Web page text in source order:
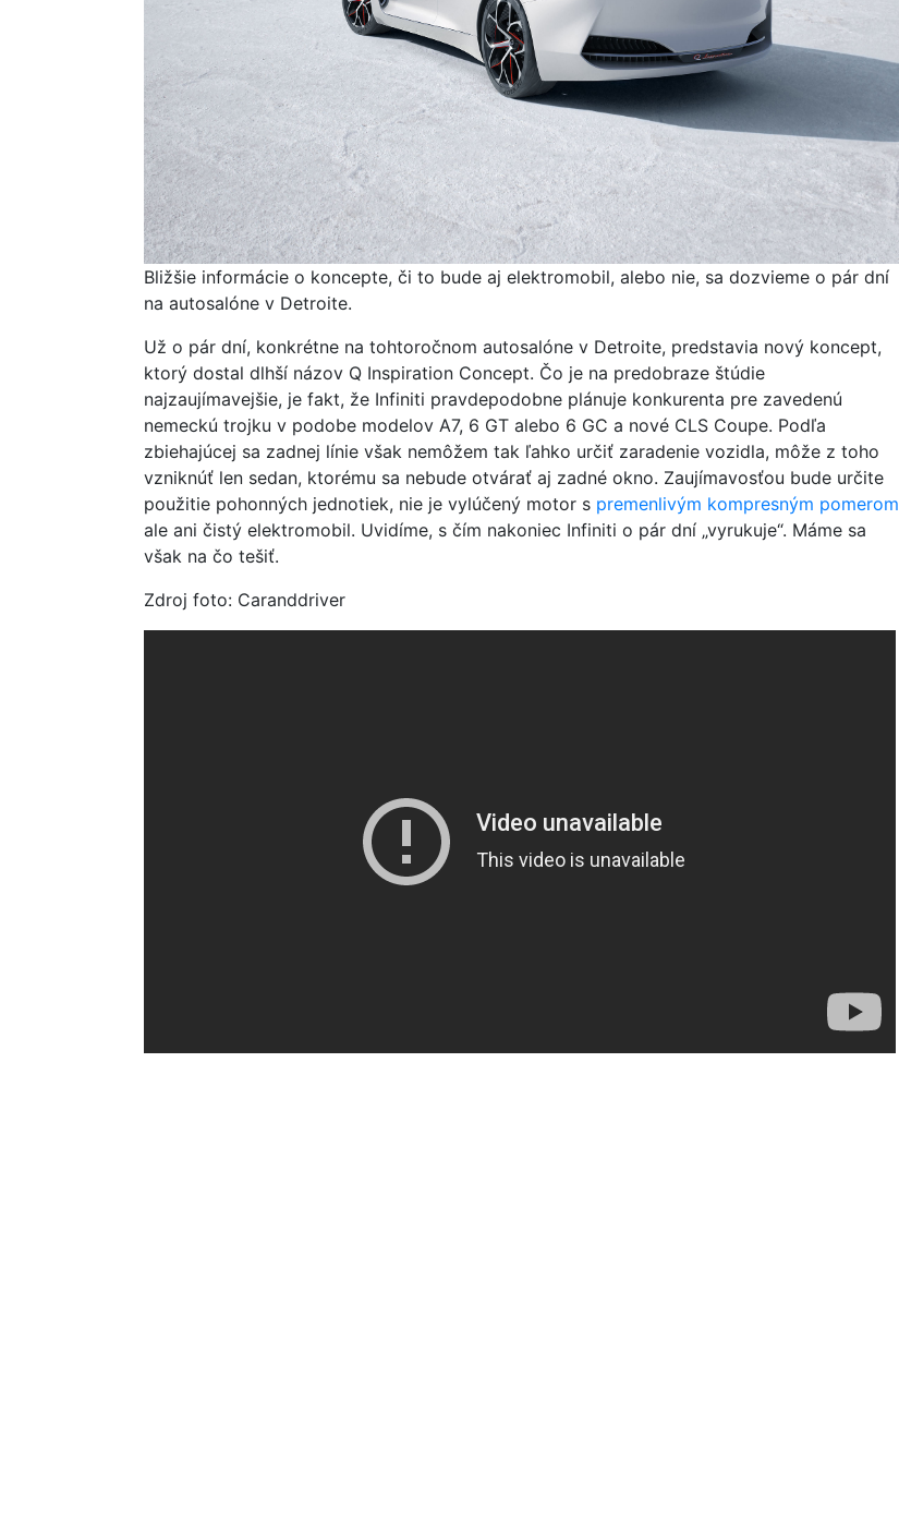
Bližšie informácie o koncepte, či to bude aj elektromobil, alebo nie, sa dozvieme o pár dní
na autosalóne v Detroite.
Už o pár dní, konkrétne na tohtoročnom autosalóne v Detroite, predstavia nový koncept,
ktorý dostal dlhší názov Q Inspiration Concept. Čo je na predobraze štúdie
najzaujímavejšie, je fakt, že Infiniti pravdepodobne plánuje konkurenta pre zavedenú
nemeckú trojku v podobe modelov A7, 6 GT alebo 6 GC a nové CLS Coupe. Podľa
zbiehajúcej sa zadnej línie však nemôžem tak ľahko určiť zaradenie vozidla, môže z toho
vzniknúť len sedan, ktorému sa nebude otvárať aj zadné okno. Zaujímavosťou bude určite
použitie pohonných jednotiek, nie je vylúčený motor s premenlivým kompresným pomerom
ale ani čistý elektromobil. Uvidíme, s čím nakoniec Infiniti o pár dní „vyrukuje“. Máme sa
však na čo tešiť.
Zdroj foto: Caranddriver